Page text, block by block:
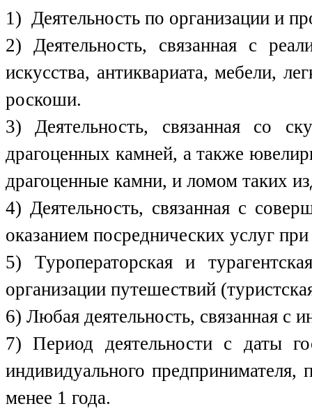
1) Деятельность по организации и
2) Деятельность, связанная с
искусства, антиквариата, мебели,
роскоши.
3) Деятельность, связанная со
драгоценных камней, а также
драгоценные камни, и ломом таких
4) Деятельность, связанная с
оказанием посреднических услуг
5) Туроператорская и
организации путешествий
6) Любая деятельность, связанная с
7) Период деятельности с даты
индивидуального предпринимателя,
менее 1 года.